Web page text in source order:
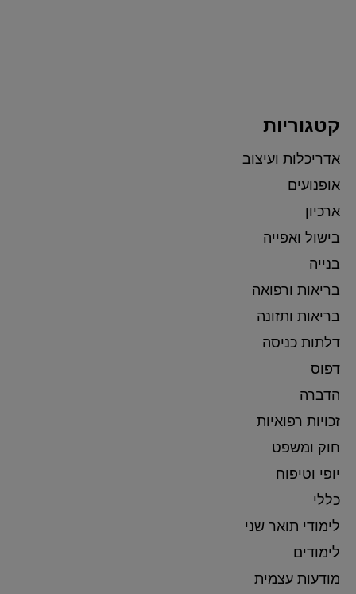
קטגוריות
אדריכלות ועיצוב
אופנועים
ארכיון
בישול ואפייה
בנייה
בריאות ורפואה
בריאות ותזונה
דלתות כניסה
דפוס
הדברה
זכויות רפואיות
חוק ומשפט
יופי וטיפוח
כללי
לימודי תואר שני
לימודים
מודעות עצמית